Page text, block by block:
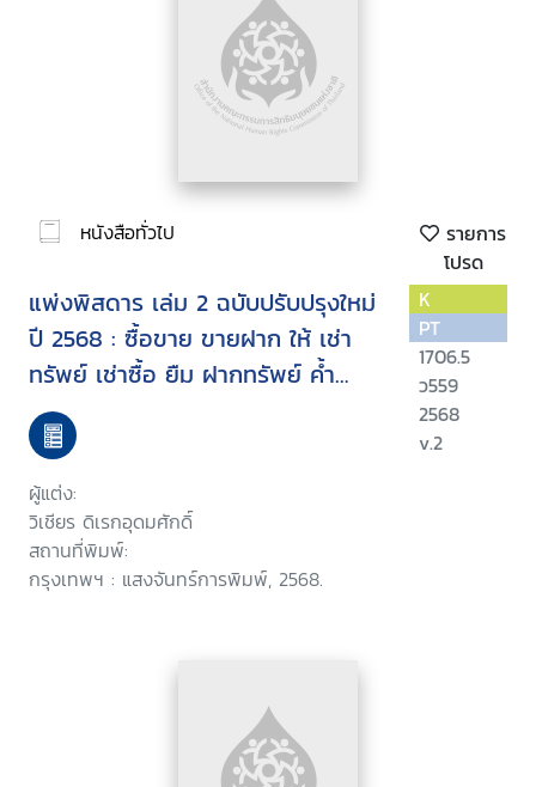
หนังสือทั่วไป
รายการ
โปรด
แพ่งพิสดาร เล่ม 2 ฉบับปรับปรุงใหม่
ปี 2568 : ซื้อขาย ขายฝาก ให้ เช่า
ทรัพย์ เช่าซื้อ ยืม ฝากทรัพย์ ค้ำ
ประกัน (แก้ไขล่าสุด) จำนอง (แก้ไข
ล่าสุด) ตัวแทน
ผู้แต่ง:
วิเชียร ดิเรกอุดมศักดิ์
สถานที่พิมพ์:
กรุงเทพฯ : แสงจันทร์การพิมพ์, 2568.
K
PT
1706.5
ว559
2568
v.2